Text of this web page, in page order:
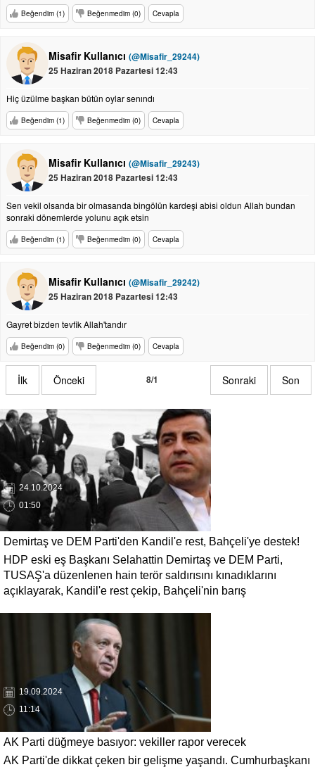
Beğendim (1) Beğenmedim (0) Cevapla
Misafir Kullanıcı (@Misafir_29244)
25 Haziran 2018 Pazartesi 12:43
Hiç üzülme başkan bütün oylar senındı
Beğendim (1) Beğenmedim (0) Cevapla
Misafir Kullanıcı (@Misafir_29243)
25 Haziran 2018 Pazartesi 12:43
Sen vekil olsanda bir olmasanda bingölün kardeşi abisi oldun Allah bundan
sonraki dönemlerde yolunu açık etsin
Beğendim (1) Beğenmedim (0) Cevapla
Misafir Kullanıcı (@Misafir_29242)
25 Haziran 2018 Pazartesi 12:43
Gayret bizden tevfik Allah'tandır
Beğendim (0) Beğenmedim (0) Cevapla
İlk Önceki 8/1 Sonraki Son
24.10.2024
01:50
Demirtaş ve DEM Parti'den Kandil'e rest, Bahçeli'ye destek!
TUSAŞ saldırısına kınama...
HDP eski eş Başkanı Selahattin Demirtaş ve DEM Parti,
TUSAŞ'a düzenlenen hain terör saldırısını kınadıklarını
açıklayarak, Kandil'e rest çekip, Bahçeli'nin barış
19.09.2024
11:14
AK Parti düğmeye basıyor: vekiller rapor verecek
AK Parti'de dikkat çeken bir gelişme yaşandı. Cumhurbaşkanı